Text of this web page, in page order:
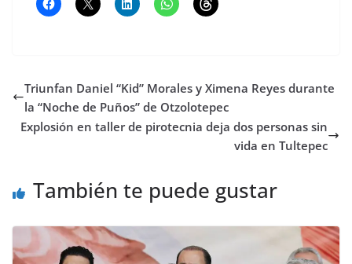
Triunfan Daniel “Kid” Morales y Ximena Reyes durante
la “Noche de Puños” de Otzolotepec
Explosión en taller de pirotecnia deja dos personas sin
vida en Tultepec
También te puede gustar